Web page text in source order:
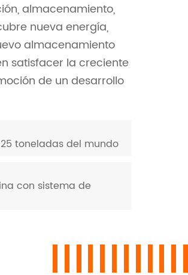
almacenamiento,
nueva energía,
almacenamiento
satisfacer la creciente
de un desarrollo
toneladas del mundo
con sistema de